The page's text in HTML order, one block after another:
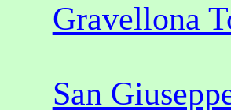
Gravellona
San